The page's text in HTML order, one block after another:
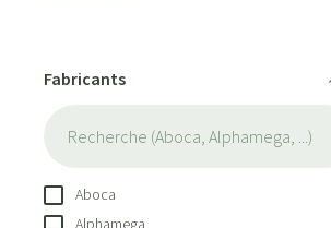
Fabricants
Aboca
Alphamega